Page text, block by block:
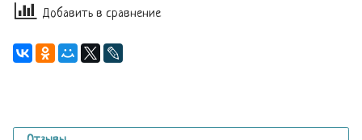
Добавить в сравнение